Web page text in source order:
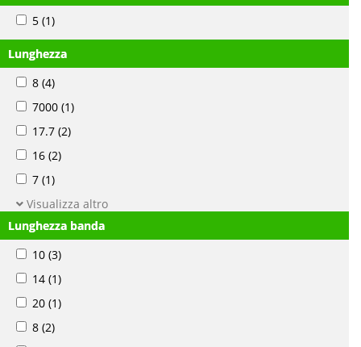
5 (1)
Lunghezza
8 (4)
7000 (1)
17.7 (2)
16 (2)
7 (1)
Visualizza altro
Lunghezza banda
10 (3)
14 (1)
20 (1)
8 (2)